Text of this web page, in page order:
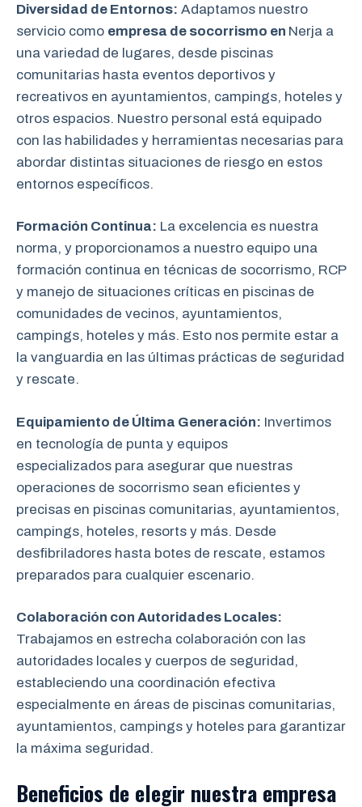
Diversidad de Entornos: Adaptamos nuestro
servicio como empresa de socorrismo en Nerja a
una variedad de lugares, desde piscinas
comunitarias hasta eventos deportivos y
recreativos en ayuntamientos, campings, hoteles y
otros espacios. Nuestro personal está equipado
con las habilidades y herramientas necesarias para
abordar distintas situaciones de riesgo en estos
entornos específicos.
Formación Continua: La excelencia es nuestra
norma, y proporcionamos a nuestro equipo una
formación continua en técnicas de socorrismo, RCP
y manejo de situaciones críticas en piscinas de
comunidades de vecinos, ayuntamientos,
campings, hoteles y más. Esto nos permite estar a
la vanguardia en las últimas prácticas de seguridad
y rescate.
Equipamiento de Última Generación: Invertimos
en tecnología de punta y equipos
especializados para asegurar que nuestras
operaciones de socorrismo sean eficientes y
precisas en piscinas comunitarias, ayuntamientos,
campings, hoteles, resorts y más. Desde
desfibriladores hasta botes de rescate, estamos
preparados para cualquier escenario.
Colaboración con Autoridades Locales:
Trabajamos en estrecha colaboración con las
autoridades locales y cuerpos de seguridad,
estableciendo una coordinación efectiva
especialmente en áreas de piscinas comunitarias,
ayuntamientos, campings y hoteles para garantizar
la máxima seguridad.
Beneficios de elegir nuestra empresa